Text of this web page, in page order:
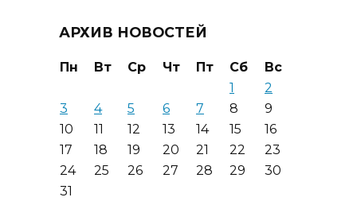
АРХИВ НОВОСТЕЙ
Пн Вт Ср Чт Пт Сб
Вс
1
2
3
4 5 6 7 8
9
10
11 12 13 14 15
16
17
18 19 20 21 22
23
24
25 26 27 28 29
30
31